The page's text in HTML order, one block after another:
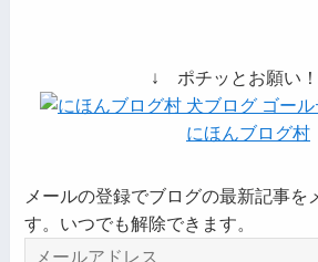
↓ ポチッとお願い
にほんブログ村
メールの登録でブログの最新記事を
す。いつでも解除できます。
メ